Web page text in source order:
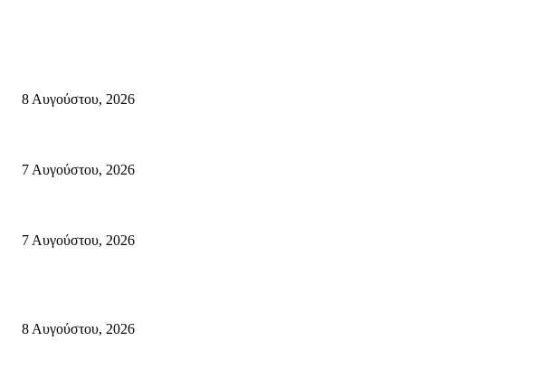
8 Αυγούστου, 2026
7 Αυγούστου, 2026
7 Αυγούστου, 2026
8 Αυγούστου, 2026